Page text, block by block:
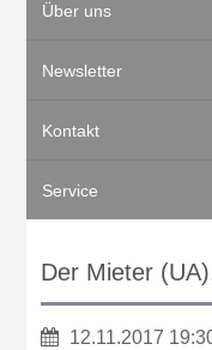
Über uns
Newsletter
Kontakt
Service
Der Mieter
12.11.2017